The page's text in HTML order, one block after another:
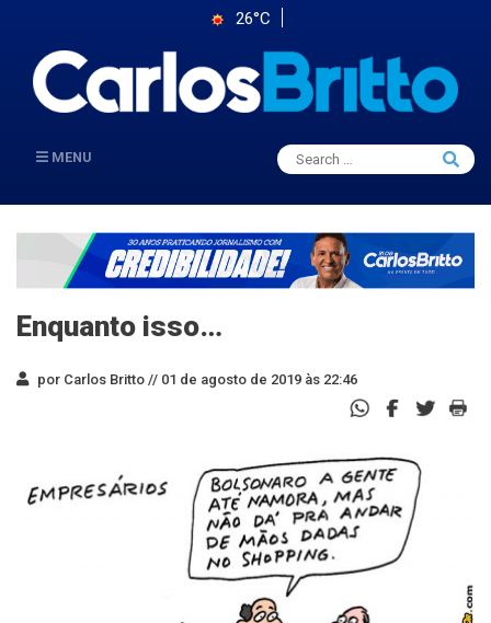
26°C
MENU
Search
for:
Search
Enquanto isso…
por Carlos Britto // 01 de agosto de 2019 às 22:46